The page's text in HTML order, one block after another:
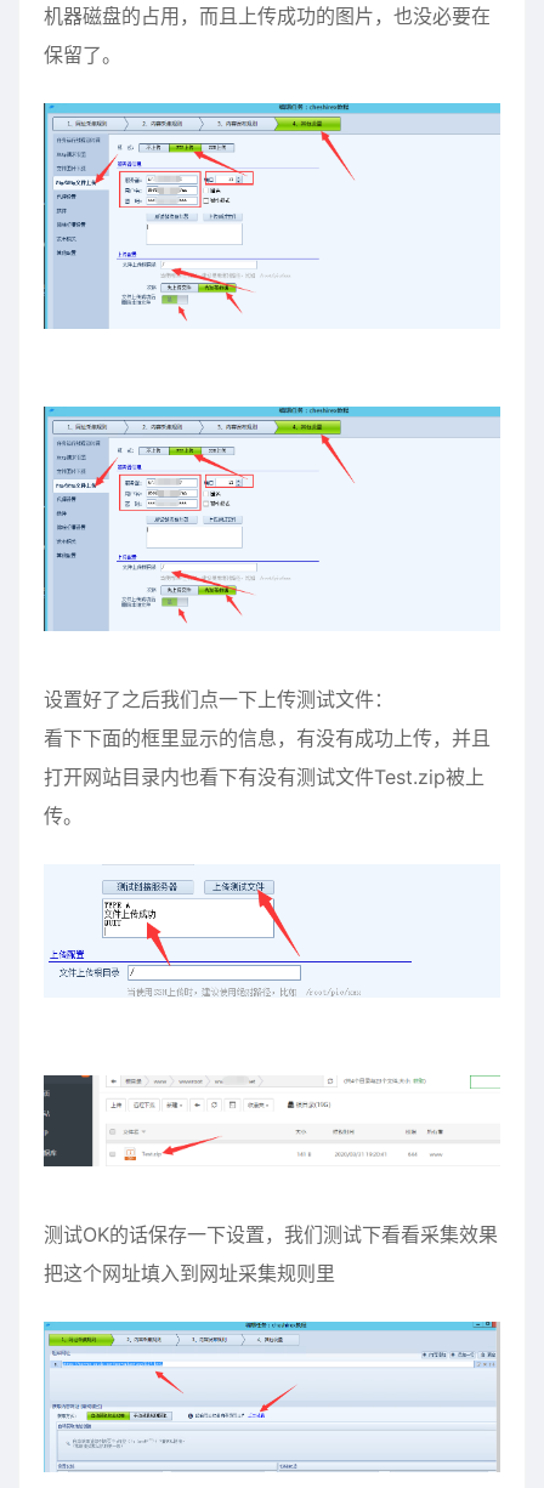
机器磁盘的占用，而且上传成功的图片，也没必要在
保留了。
设置好了之后我们点一下上传测试文件：
看下下面的框里显示的信息，有没有成功上传，并且
打开网站目录内也看下有没有测试文件Test.zip被上
传。
测试OK的话保存一下设置，我们测试下看看采集效果
把这个网址填入到网址采集规则里